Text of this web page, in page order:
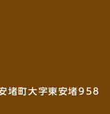
町大字東安堵958